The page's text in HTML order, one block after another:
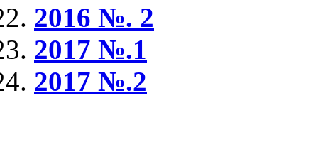
2016 №. 2
2017 №.1
2017 №.2